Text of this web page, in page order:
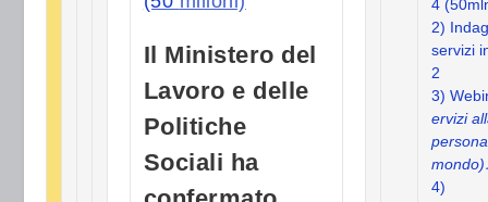
Il Ministero del
Lavoro e delle
Politiche
Sociali ha
4
2)
servizi
2
3)
ervizi
4)